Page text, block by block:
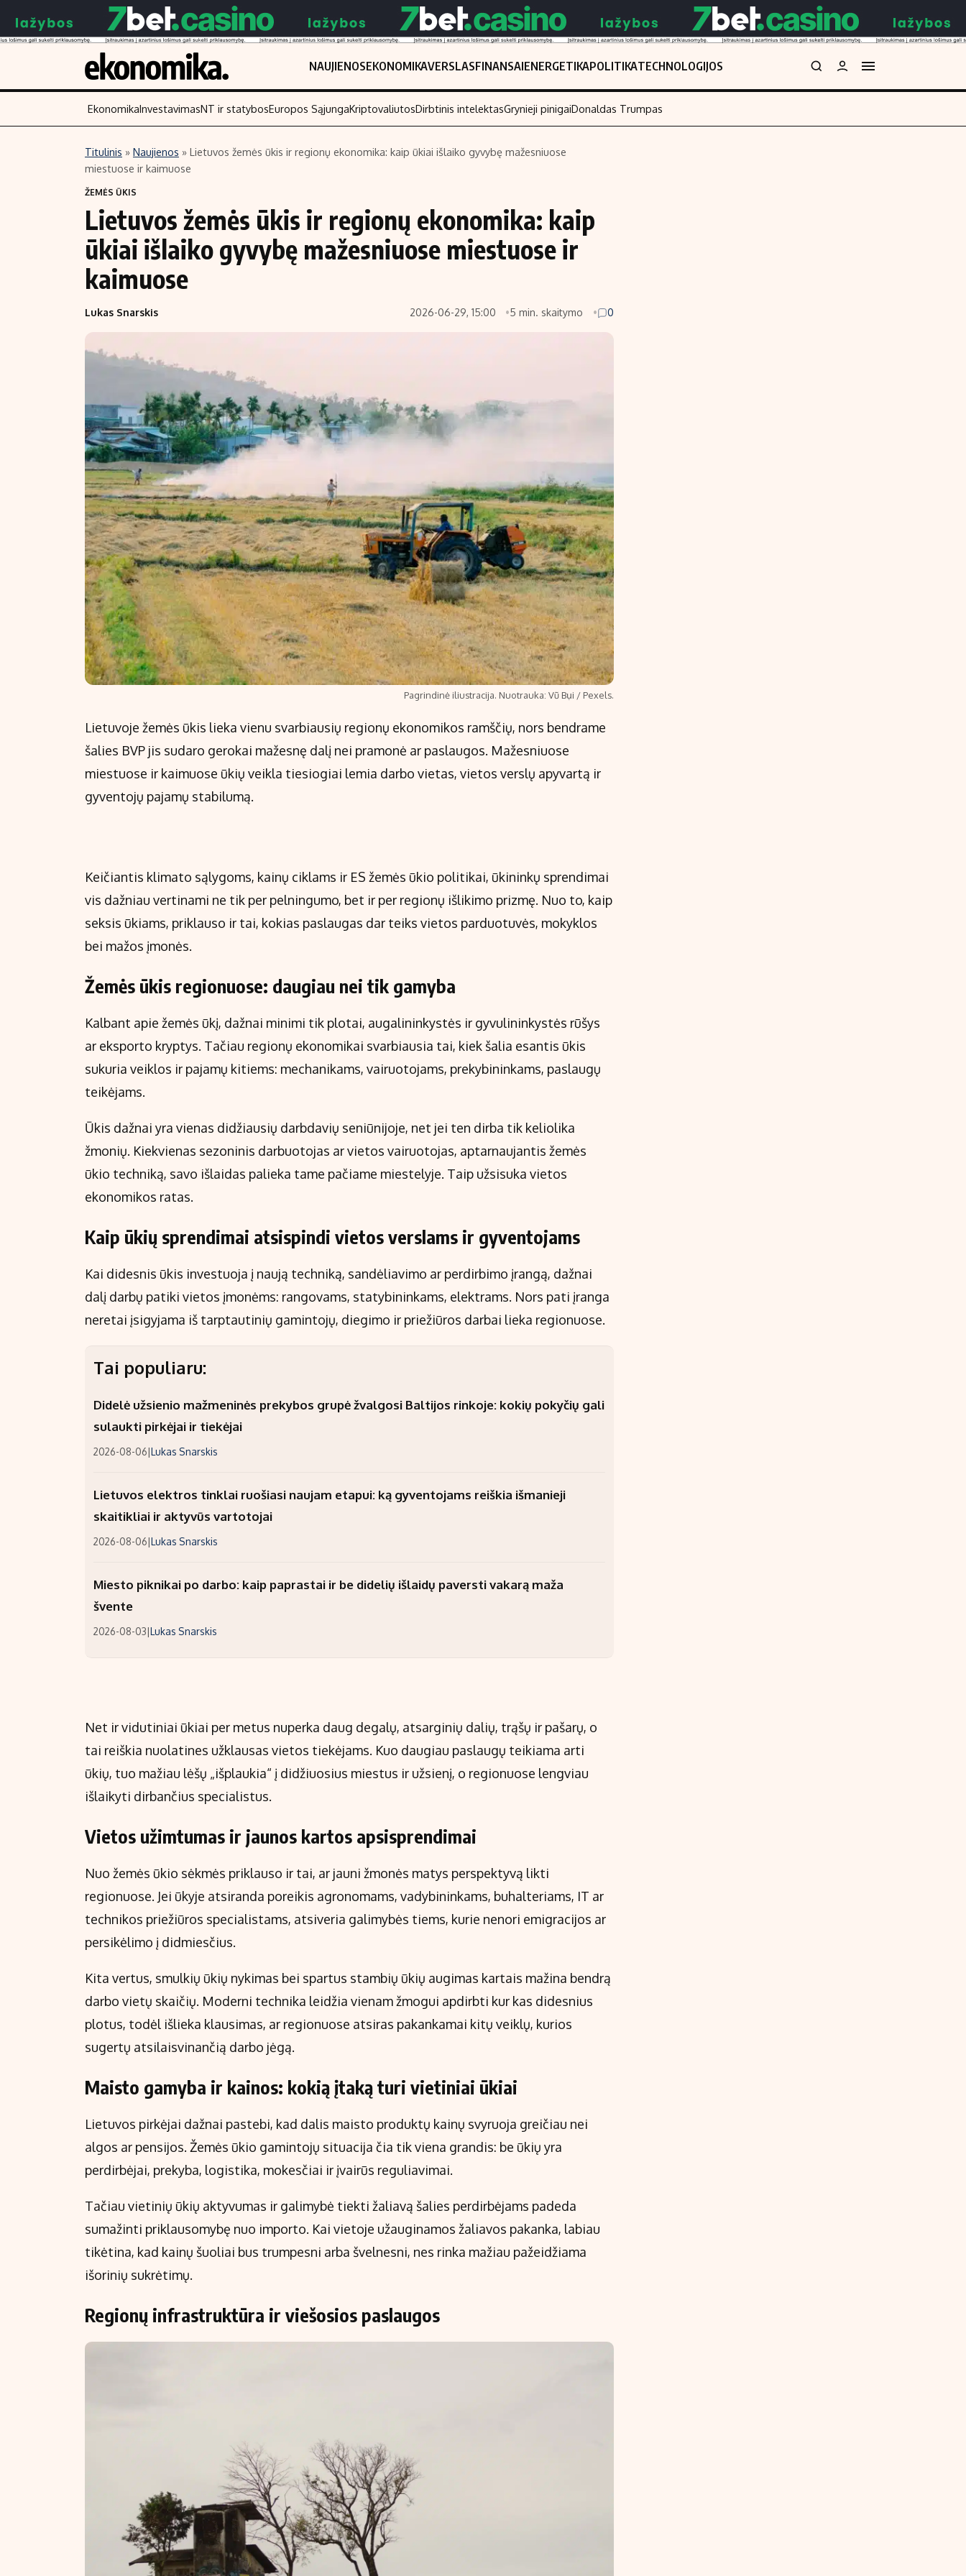
NAUJIENOSEKONOMIKAVERSLASFINANSAIENERGETIKAPOLITIKATECHNOLOGIJOS
Turinys
Naujienos
Aplinka
Verslas
Energetika
Ekonomika
Politika
Įmonės
Žemės ūkis
Technologijos
Akcijų rinka
Saulės elektrinės
Migracija
Indėliai
EkonomikaInvestavimasNT ir statybosEuropos SąjungaKriptovaliutosDirbtinis intelektasGrynieji pinigaiDonaldas Trumpas
Titulinis » Naujienos » Lietuvos žemės ūkis ir regionų ekonomika: kaip ūkiai išlaiko gyvybę mažesniuose
miestuose ir kaimuose
ŽEMĖS ŪKIS
Lietuvos žemės ūkis ir regionų ekonomika: kaip
ūkiai išlaiko gyvybę mažesniuose miestuose ir
kaimuose
Lukas Snarskis 2026-06-29, 15:00 5 min. skaitymo 0
Pagrindinė iliustracija. Nuotrauka: Vũ Bụi / Pexels.
Lietuvoje žemės ūkis lieka vienu svarbiausių regionų ekonomikos ramščių, nors bendrame
šalies BVP jis sudaro gerokai mažesnę dalį nei pramonė ar paslaugos. Mažesniuose
miestuose ir kaimuose ūkių veikla tiesiogiai lemia darbo vietas, vietos verslų apyvartą ir
gyventojų pajamų stabilumą.
Keičiantis klimato sąlygoms, kainų ciklams ir ES žemės ūkio politikai, ūkininkų sprendimai
vis dažniau vertinami ne tik per pelningumo, bet ir per regionų išlikimo prizmę. Nuo to, kaip
seksis ūkiams, priklauso ir tai, kokias paslaugas dar teiks vietos parduotuvės, mokyklos
bei mažos įmonės.
Žemės ūkis regionuose: daugiau nei tik gamyba
Kalbant apie žemės ūkį, dažnai minimi tik plotai, augalininkystės ir gyvulininkystės rūšys
ar eksporto kryptys. Tačiau regionų ekonomikai svarbiausia tai, kiek šalia esantis ūkis
sukuria veiklos ir pajamų kitiems: mechanikams, vairuotojams, prekybininkams, paslaugų
teikėjams.
Ūkis dažnai yra vienas didžiausių darbdavių seniūnijoje, net jei ten dirba tik keliolika
žmonių. Kiekvienas sezoninis darbuotojas ar vietos vairuotojas, aptarnaujantis žemės
ūkio techniką, savo išlaidas palieka tame pačiame miestelyje. Taip užsisuka vietos
ekonomikos ratas.
Kaip ūkių sprendimai atsispindi vietos verslams ir gyventojams
Kai didesnis ūkis investuoja į naują techniką, sandėliavimo ar perdirbimo įrangą, dažnai
dalį darbų patiki vietos įmonėms: rangovams, statybininkams, elektrams. Nors pati įranga
neretai įsigyjama iš tarptautinių gamintojų, diegimo ir priežiūros darbai lieka regionuose.
Tai populiaru:
Didelė užsienio mažmeninės prekybos grupė žvalgosi Baltijos rinkoje: kokių pokyčių gali
sulaukti pirkėjai ir tiekėjai
2026-08-06|Lukas Snarskis
Lietuvos elektros tinklai ruošiasi naujam etapui: ką gyventojams reiškia išmanieji
skaitikliai ir aktyvūs vartotojai
2026-08-06|Lukas Snarskis
Miesto piknikai po darbo: kaip paprastai ir be didelių išlaidų paversti vakarą maža
švente
2026-08-03|Lukas Snarskis
Net ir vidutiniai ūkiai per metus nuperka daug degalų, atsarginių dalių, trąšų ir pašarų, o
tai reiškia nuolatines užklausas vietos tiekėjams. Kuo daugiau paslaugų teikiama arti
ūkių, tuo mažiau lėšų „išplaukia“ į didžiuosius miestus ir užsienį, o regionuose lengviau
išlaikyti dirbančius specialistus.
Vietos užimtumas ir jaunos kartos apsisprendimai
Nuo žemės ūkio sėkmės priklauso ir tai, ar jauni žmonės matys perspektyvą likti
regionuose. Jei ūkyje atsiranda poreikis agronomams, vadybininkams, buhalteriams, IT ar
technikos priežiūros specialistams, atsiveria galimybės tiems, kurie nenori emigracijos ar
persikėlimo į didmiesčius.
Kita vertus, smulkių ūkių nykimas bei spartus stambių ūkių augimas kartais mažina bendrą
darbo vietų skaičių. Moderni technika leidžia vienam žmogui apdirbti kur kas didesnius
plotus, todėl išlieka klausimas, ar regionuose atsiras pakankamai kitų veiklų, kurios
sugertų atsilaisvinančią darbo jėgą.
Maisto gamyba ir kainos: kokią įtaką turi vietiniai ūkiai
Lietuvos pirkėjai dažnai pastebi, kad dalis maisto produktų kainų svyruoja greičiau nei
algos ar pensijos. Žemės ūkio gamintojų situacija čia tik viena grandis: be ūkių yra
perdirbėjai, prekyba, logistika, mokesčiai ir įvairūs reguliavimai.
Tačiau vietinių ūkių aktyvumas ir galimybė tiekti žaliavą šalies perdirbėjams padeda
sumažinti priklausomybę nuo importo. Kai vietoje užauginamos žaliavos pakanka, labiau
tikėtina, kad kainų šuoliai bus trumpesni arba švelnesni, nes rinka mažiau pažeidžiama
išorinių sukrėtimų.
Regionų infrastruktūra ir viešosios paslaugos